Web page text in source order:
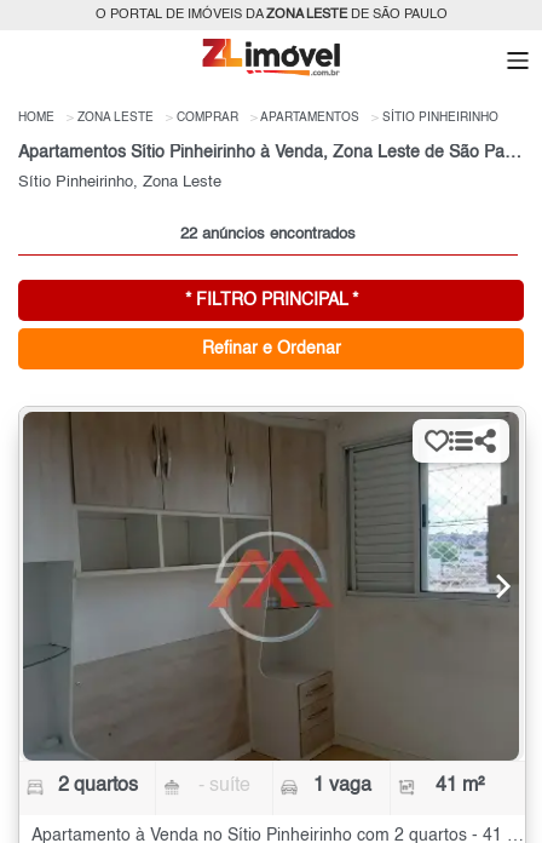
O PORTAL DE IMÓVEIS DAZONA LESTEDE SÃO PAULO
HOME ZONA LESTE COMPRAR APARTAMENTOS SÍTIO PINHEIRINHO
Apartamentos Sítio Pinheirinho à Venda, Zona Leste de São Paulo, SP
Sítio Pinheirinho, Zona Leste
22 anúncios encontrados
* FILTRO PRINCIPAL *
Refinar e Ordenar
2 quartos - suíte 1 vaga 41 m²